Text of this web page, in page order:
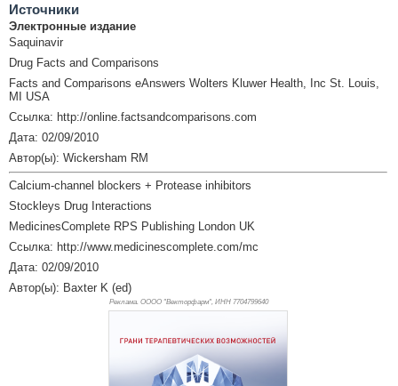
Источники
Электронные издание
Saquinavir
Drug Facts and Comparisons
Facts and Comparisons eAnswers Wolters Kluwer Health, Inc St. Louis,
MI USA
Ссылка: http://online.factsandcomparisons.com
Дата: 02/09/2010
Автор(ы): Wickersham RM
Calcium-channel blockers + Protease inhibitors
Stockleys Drug Interactions
MedicinesComplete RPS Publishing London UK
Ссылка: http://www.medicinescomplete.com/mc
Дата: 02/09/2010
Автор(ы): Baxter K (ed)
Реклама. ОООО "Векторфарм", ИНН 7704799640